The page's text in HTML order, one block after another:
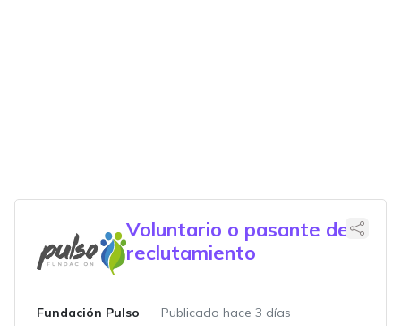
Voluntario o pasante de
reclutamiento
Fundación Pulso
Publicado hace 3 días